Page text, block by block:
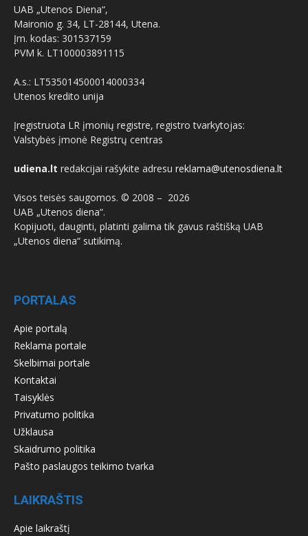
UAB „Utenos Diena“,
Maironio g. 34, LT-28144, Utena.
Įm. kodas: 301537159
PVM k. LT100003891115
A.s.: LT535014500014000334
Utenos kredito unija
Įregistruota LR įmonių registre, registro tvarkytojas:
Valstybės įmonė Registrų centras
udiena.lt redakcijai rašykite adresu reklama@utenosdiena.lt
Visos teisės saugomos. © 2008 – 2026
UAB „Utenos diena“.
Kopijuoti, dauginti, platinti galima tik gavus raštišką UAB
„Utenos diena“ sutikimą.
PORTALAS
Apie portalą
Reklama portale
Skelbimai portale
Kontaktai
Taisyklės
Privatumo politika
Užklausa
Skaidrumo politika
Pašto paslaugos teikimo tvarka
LAIKRAŠTIS
Apie laikraštį